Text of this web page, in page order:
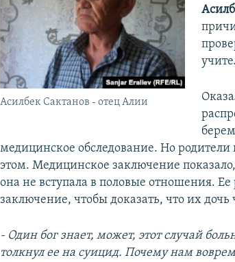
Асилбек Сактанов - отец Алии
медицинское обследование. Но
этом. Медицинское заключение
она не вступала в половые отношения.
заключение, чтобы доказать, что их дочь
- Один бог знает, может, этот случай
толкнул ее на суицид. Почему нам